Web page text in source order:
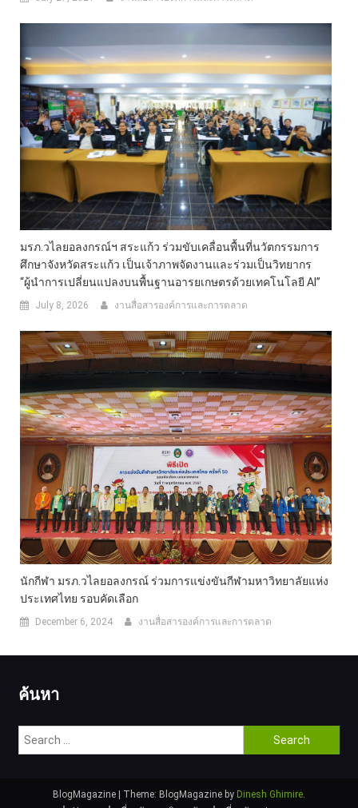
มรภ.วไลยอลงกรณ์ฯ สระแก้ว ร่วมขับเคลื่อนพื้นที่นวัตกรรมการ
ศึกษาจังหวัดสระแก้ว เป็นเจ้าภาพจัดงานและร่วมเป็นวิทยากร
“ผู้นำการเปลี่ยนแปลงบนพื้นฐานอารยเกษตรด้วยเทคโนโลยี AI”
July 8, 2026 งานสื่อสารองค์การและการตลาด
นักกีฬา มรภ.วไลยอลงกรณ์ ร่วมการแข่งขันกีฬามหาวิทยาลัยแห่ง
ประเทศไทย รอบคัดเลือก
December 6, 2024 งานสื่อสารองค์การและการตลาด
ค้นหา
Search
for:
BlogMagazine Theme: BlogMagazine by Dinesh Ghimire.